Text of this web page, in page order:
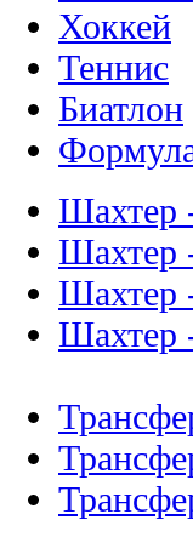
Хоккей
Теннис
Биатлон
Шахтер
Шахтер
Шахтер
Шахтер